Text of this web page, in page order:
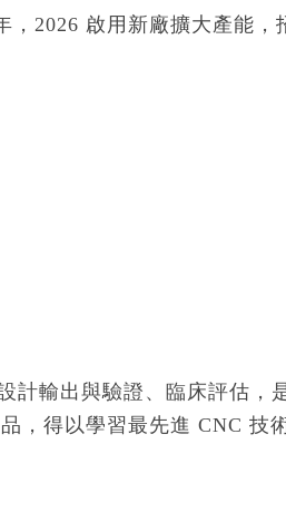
2026 啟用新廠擴大產能，
輸出與驗證、臨床評估，
，得以學習最先進 CNC 技